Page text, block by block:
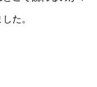
した。